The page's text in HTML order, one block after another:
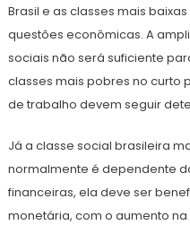
Brasil e as classes mais
questões econômicas. A
sociais não será suficiente
classes mais pobres no curto
de trabalho devem seguir
Já a classe social brasileira
normalmente é dependente
financeiras, ela deve ser
monetária, com o aumento na